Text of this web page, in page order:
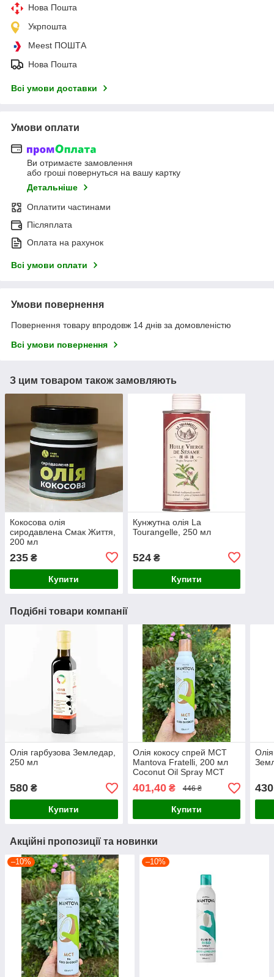
Нова Пошта
Укрпошта
Meest ПОШТА
Нова Пошта
Всі умови доставки
Умови оплати
Ви отримаєте замовлення
або гроші повернуться на вашу картку
Детальніше
Оплатити частинами
Післяплата
Оплата на рахунок
Всі умови оплати
Умови повернення
Повернення товару впродовж 14 днів за домовленістю
Всі умови повернення
З цим товаром також замовляють
Кокосова олія
сиродавлена Смак Життя,
200 мл
235 ₴
Купити
Кунжутна олія La
Tourangelle, 250 мл
524₴
Купити
Подібні товари компанії
Олія гарбузова Земледар,
250 мл
580 ₴
Купити
Олія кокосу спрей МСТ
Mantova Fratelli, 200 мл
Coconut Oil Spray MCT
401,40₴ 446 ₴
Купити
430
Акційні пропозиції та новинки
–10% –10%